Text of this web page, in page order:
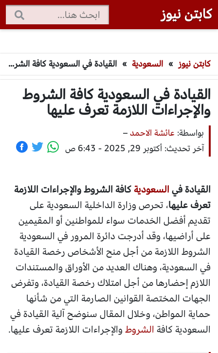
كابتن نيوز
كابتن نيوز » السعودية » القيادة في السعودية كافة الشروط والإجراءات اللازمة تعرف عليها
القيادة في السعودية كافة الشروط
والإجراءات اللازمة تعرف عليها
بواسطة: عائشة الاحمد–
آخر تحديث: أكتوبر 29, 2025 - 6:43 ص
القيادة فيالسعوديةكافة الشروط والإجراءات اللازمة
تعرف عليها، تحرص وزارة الداخلية السعودية على
تقديم أفضل الخدمات سواء للمواطنين أو المقيمين
على أراضيها، وقد أدرجت دائرة المرور في السعودية
الشروط اللازمة من أجل منح الأشخاص رخصة القيادة
في السعودية، وهناك العديد من الأوراق والمستندات
اللازم إحضارها من أجل امتلاك رخصة القيادة، وتفرض
الجهات المختصة القوانين الصارمة التي من شأنها
حماية المواطن، وخلال المقال سنوضح آلية القيادة في
السعودية كافةالشروطوالإجراءات اللازمة تعرف عليها.